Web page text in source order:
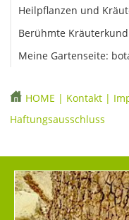
Heilpflanzen und
Berühmte
Meine Gartenseite:
HOME | Kontakt |
Haftungsausschluss